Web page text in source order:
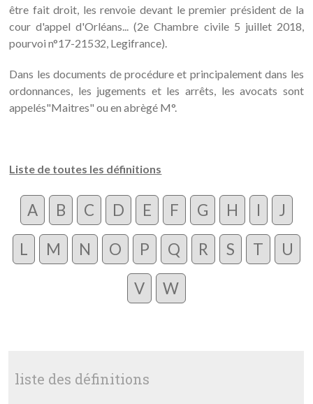
être fait droit, les renvoie devant le premier président de la
cour d'appel d'Orléans... (2e Chambre civile 5 juillet 2018,
pourvoi n°17-21532, Legifrance).
Dans les documents de procédure et principalement dans les
ordonnances, les jugements et les arrêts, les avocats sont
appelés"Maitres" ou en abrègé M°.
Liste de toutes les définitions
A B C D E F G H I J
L M N O P Q R S T U
V W
liste des définitions